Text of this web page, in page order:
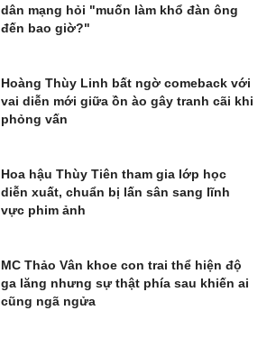
dân mạng hỏi "muốn làm khổ đàn ông
đến bao giờ?"
Hoàng Thùy Linh bất ngờ comeback với
vai diễn mới giữa ồn ào gây tranh cãi khi
phỏng vấn
Hoa hậu Thùy Tiên tham gia lớp học
diễn xuất, chuẩn bị lấn sân sang lĩnh
vực phim ảnh
MC Thảo Vân khoe con trai thể hiện độ
ga lăng nhưng sự thật phía sau khiến ai
cũng ngã ngửa